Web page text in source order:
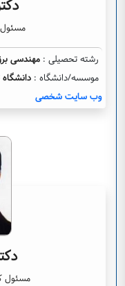
رشته تحصیلی : مهندسی
موسسه/دانشگاه : دانشگاه
وب سایت شخصی
مسئول